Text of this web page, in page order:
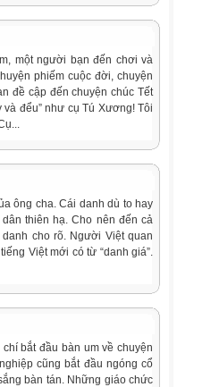
một người bạn đến chơi và
phiếm cuộc đời, chuyện
đề cập đến chuyện chúc Tết
đểu” như cụ Tú Xương! Tôi
ông cha. Cái danh dù to hay
thiên hạ. Cho nên đến cả
cho rõ. Người Việt quan
Việt mới có từ “danh giá”.
bắt đầu bàn um về chuyện
cũng bắt đầu ngóng cổ
bàn tán. Những giáo chức